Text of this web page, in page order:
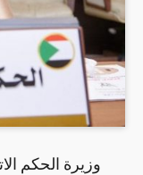
وزيرة الحكم